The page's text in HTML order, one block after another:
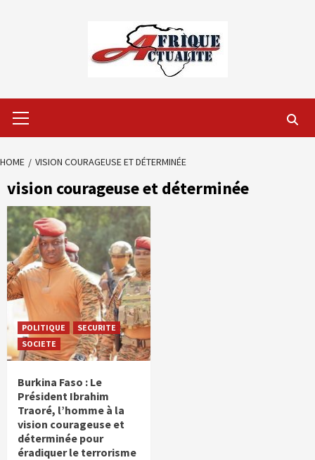
Menu
HOME VISION COURAGEUSE ET DÉTERMINÉE
vision courageuse et déterminée
POLITIQUE
SECURITE
SOCIETE
Burkina Faso : Le
Président Ibrahim
Traoré, l’homme à la
vision courageuse et
déterminée pour
éradiquer le terrorisme